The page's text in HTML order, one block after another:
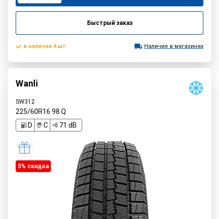
Быстрый заказ
в наличии 4 шт. Наличие в магазинах
Wanli
SW312
225/60R16 98 Q
D
C 71 dB
5% cкидка